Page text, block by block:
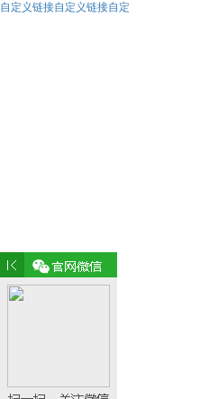
自定义链接自定义链接自定